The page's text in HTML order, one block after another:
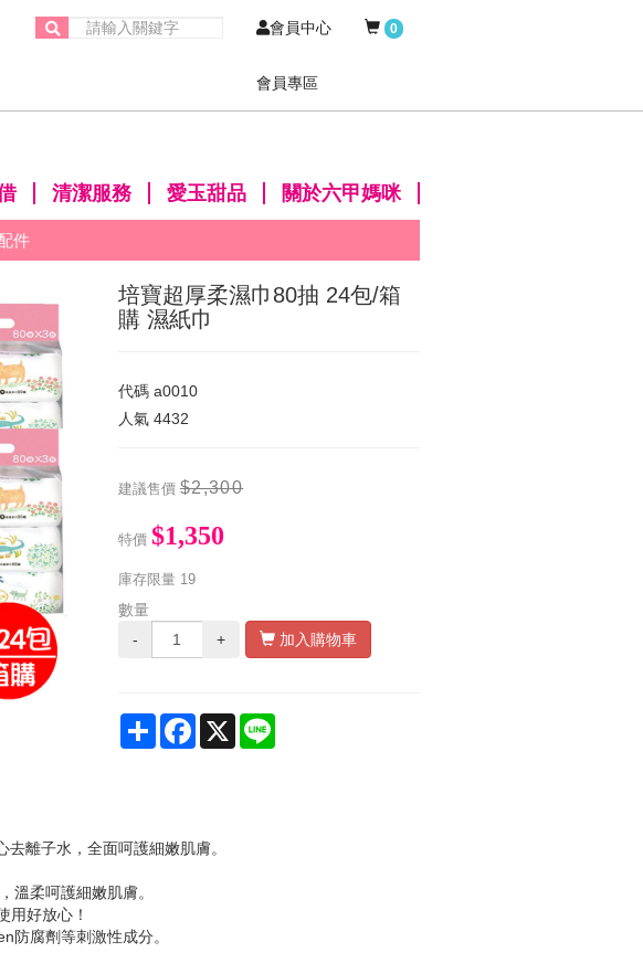
會員中心
會員專區
0
清潔服務 愛玉甜品 關於六甲媽咪
件
培寶超厚柔濕巾80抽 24包/箱
購 濕紙巾
代碼 a0010
人氣 4432
建議售價 $2,300
特價 $1,350
庫存限量 19
數量
-
+ 加入購物車
ShareFacebook
X Line
離子水，全面呵護細嫩肌膚。
溫柔呵護細嫩肌膚。
用好放心！
防腐劑等刺激性成分。